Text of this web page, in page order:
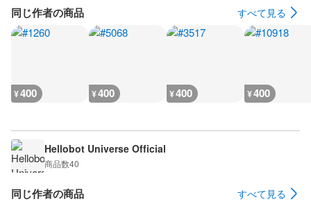
同じ作者の商品 すべて見る
¥400 ¥400 ¥400 ¥400
Hellobot Universe Official
商品数40
同じ作者の商品 すべて見る